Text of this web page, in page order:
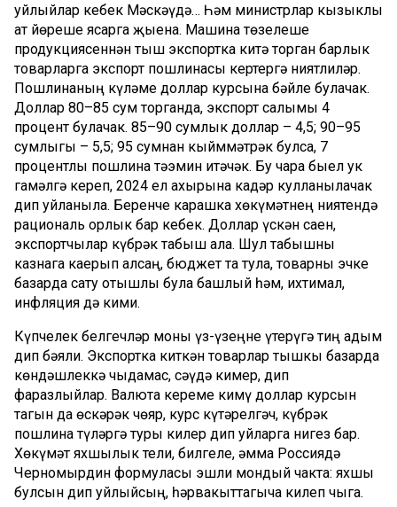
уйлыйлар кебек Мәскәүдә… Һәм министрлар кызыклы
ат йөреше ясарга җыена. Машина төзелеше
продукциясеннән тыш экспортка китә торган барлык
товарларга экспорт пошлинасы кертергә ниятлиләр.
Пошлинаның күләме доллар курсына бәйле булачак.
Доллар 80–85 сум торганда, экспорт салымы 4
процент булачак. 85–90 сумлык доллар – 4,5; 90–95
сумлыгы – 5,5; 95 сумнан кыйммәтрәк булса, 7
процентлы пошлина тәэмин итәчәк. Бу чара быел ук
гамәлгә кереп, 2024 ел ахырына кадәр кулланылачак
дип уйланыла. Беренче карашка хөкүмәтнең ниятендә
рациональ орлык бар кебек. Доллар үскән саен,
экспортчылар күбрәк табыш ала. Шул табышны
казнага каерып алсаң, бюджет та тула, товарны эчке
базарда сату отышлы була башлый һәм, ихтимал,
инфляция дә кими.
Күпчелек белгечләр моны үз-үзеңне үтерүгә тиң адым
дип бәяли. Экспортка киткән товарлар тышкы базарда
көндәшлеккә чыдамас, сәүдә кимер, дип
фаразлыйлар. Валюта кереме кимү доллар курсын
тагын да өскәрәк чөяр, курс күтәрелгәч, күбрәк
пошлина түләргә туры килер дип уйларга нигез бар.
Хөкүмәт яхшылык тели, билгеле, әмма Россиядә
Черномырдин формуласы эшли мондый чакта: яхшы
булсын дип уйлыйсың, һәрвакыттагыча килеп чыга.